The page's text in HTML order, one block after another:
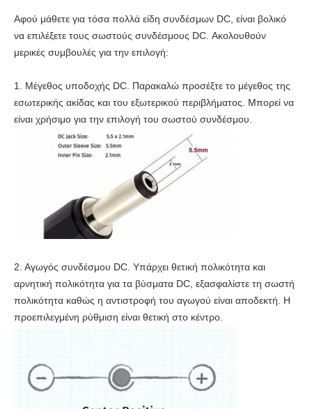
Αφού μάθετε για τόσα πολλά είδη συνδέσμων DC, είναι βολικό
να επιλέξετε τους σωστούς συνδέσμους DC. Ακολουθούν
μερικές συμβουλές για την επιλογή:
1. Μέγεθος υποδοχής DC. Παρακαλώ προσέξτε το μέγεθος της
εσωτερικής ακίδας και του εξωτερικού περιβλήματος. Μπορεί να
είναι χρήσιμο για την επιλογή του σωστού συνδέσμου.
2. Αγωγός συνδέσμου DC. Υπάρχει θετική πολικότητα και
αρνητική πολικότητα για τα βύσματα DC, εξασφαλίστε τη σωστή
πολικότητα καθώς η αντιστροφή του αγωγού είναι αποδεκτή. Η
προεπιλεγμένη ρύθμιση είναι θετική στο κέντρο.